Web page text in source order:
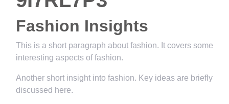
Fashion Insights
This is a short paragraph about fashion. It covers some
interesting aspects of fashion.
Another short insight into fashion. Key ideas are briefly
discussed here.